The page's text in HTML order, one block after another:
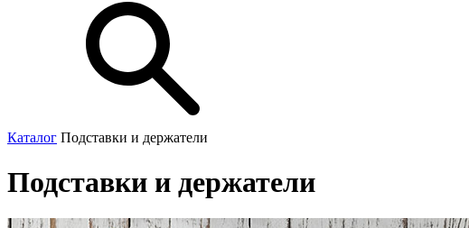
Каталог Подставки и держатели
Подставки и держатели